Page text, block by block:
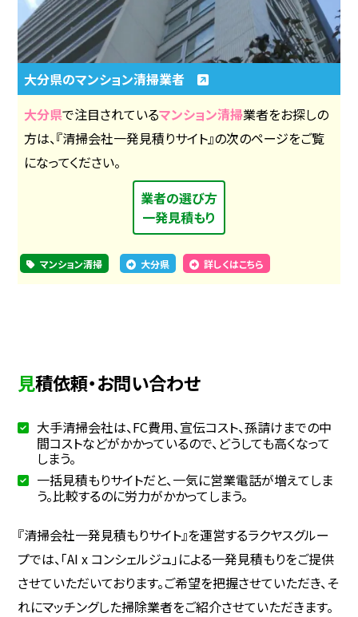
大分県のマンション清掃業者
大分県で注目されているマンション清掃業者をお探しの
方は、『清掃会社一発見積りサイト』の次のページをご覧
になってください。
業者の選び方
一発見積もり
マンション清掃 大分県 詳しくはこちら
見積依頼・お問い合わせ
大手清掃会社は、FC費用、宣伝コスト、孫請けまでの中
間コストなどがかかっているので、どうしても高くなって
しまう。
一括見積もりサイトだと、一気に営業電話が増えてしま
う。比較するのに労力がかかってしまう。
『清掃会社一発見積もりサイト』を運営するラクヤスグルー
プでは、「AI x コンシェルジュ」による一発見積もりをご提供
させていただいております。ご希望を把握させていただき、そ
れにマッチングした掃除業者をご紹介させていただきます。